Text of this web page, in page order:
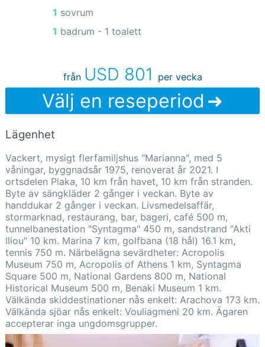
1 sovrum
1 badrum - 1 toalett
från USD 801 per vecka
Välj en reseperiod
Lägenhet
Vackert, mysigt flerfamiljshus "Marianna", med 5
våningar, byggnadsår 1975, renoverat år 2021. I
ortsdelen Plaka, 10 km från havet, 10 km från stranden.
Byte av sängkläder 2 gånger i veckan. Byte av
handdukar 2 gånger i veckan. Livsmedelsaffär,
stormarknad, restaurang, bar, bageri, café 500 m,
tunnelbanestation "Syntagma" 450 m, sandstrand "Akti
Iliou" 10 km. Marina 7 km, golfbana (18 hål) 16.1 km,
tennis 750 m. Närbelägna sevärdheter: Acropolis
Museum 750 m, Acropolis of Athens 1 km, Syntagma
Square 500 m, National Gardens 800 m, National
Historical Museum 500 m, Benaki Museum 1 km.
Välkända skiddestinationer nås enkelt: Arachova 173 km.
Välkända sjöar nås enkelt: Vouliagmeni 20 km. Ägaren
accepterar inga ungdomsgrupper.